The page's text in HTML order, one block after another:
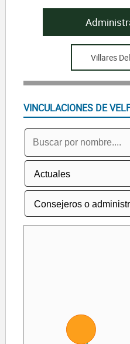
Villares
VINCULACIONES DE